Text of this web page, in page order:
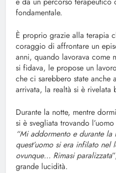
fondamentale.
È proprio grazie alla terapia
coraggio di affrontare un
anni, quando lavorava come
si fidava, le propose un
che ci sarebbero state anche
arrivata, la realtà si è rivelata
Durante la notte, mentre
si è svegliata trovando
“Mi addormento e durante
quest’uomo si era infilato
ovunque… Rimasi paralizzata
grande lucidità.